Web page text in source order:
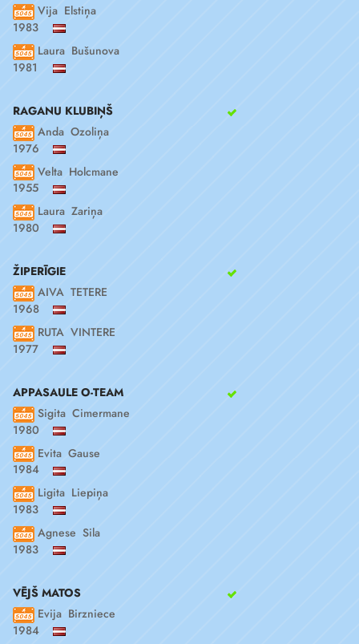
Vija Elstiņa
1983
Laura Bušunova
1981
RAGANU KLUBIŅŠ
Anda Ozoliņa
1976
Velta Holcmane
1955
Laura Zariņa
1980
ŽIPERĪGIE
AIVA TETERE
1968
RUTA VINTERE
1977
APPASAULE O-TEAM
Sigita Cimermane
1980
Evita Gause
1984
Ligita Liepiņa
1983
Agnese Sila
1983
VĒJŠ MATOS
Evija Birzniece
1984